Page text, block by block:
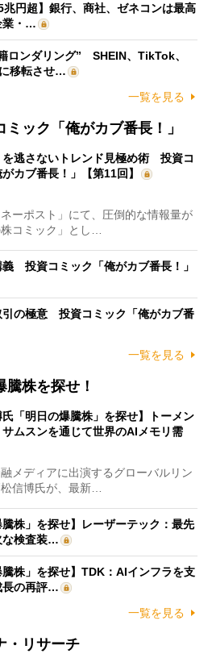
兆円超】銀行、商社、ゼネコンは最高
業・…
ロンダリング” SHEIN、TikTok、
移転させ…
一覧を見る
ック「俺がカブ番長！」
を逃さないトレンド見極め術 投資コ
カブ番長！」【第11回】
ーポスト」にて、圧倒的な情報量が
コミック」とし…
投資コミック「俺がカブ番長！」
引の極意 投資コミック「俺がカブ番
一覧を見る
騰株を探せ！
氏「明日の爆騰株」を探せ】トーメン
ムスンを通じて世界のAIメモリ需
メディアに出演するグローバルリン
信博氏が、最新…
騰株」を探せ】レーザーテック：最先
な検査装…
騰株」を探せ】TDK：AIインフラを支
長の再評…
一覧を見る
・リサーチ